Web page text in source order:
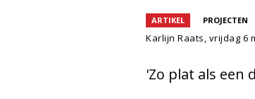
ARTIKEL PROJECTEN
Karlijn Raats, vrijdag 6
'Zo plat als een